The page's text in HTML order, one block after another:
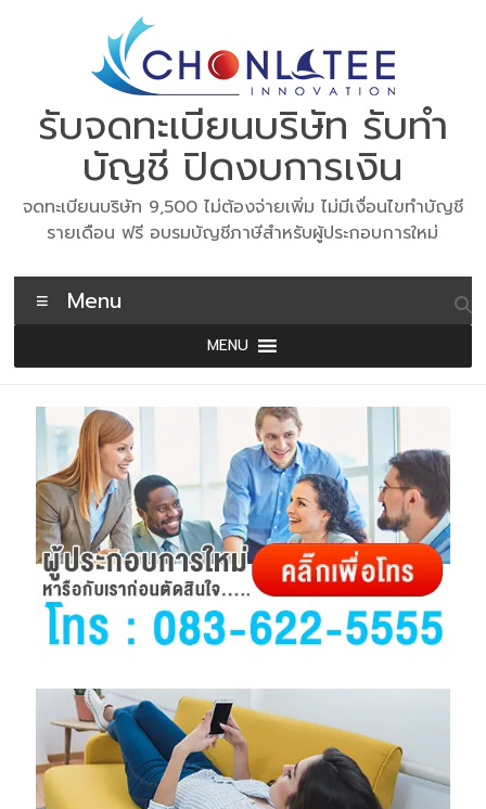
รับจดทะเบียนบริษัท รับทำ
บัญชี ปิดงบการเงิน
จดทะเบียนบริษัท 9,500 ไม่ต้องจ่ายเพิ่ม ไม่มีเงื่อนไขทำบัญชี
รายเดือน ฟรี อบรมบัญชีภาษีสำหรับผู้ประกอบการใหม่
Menu
MENU